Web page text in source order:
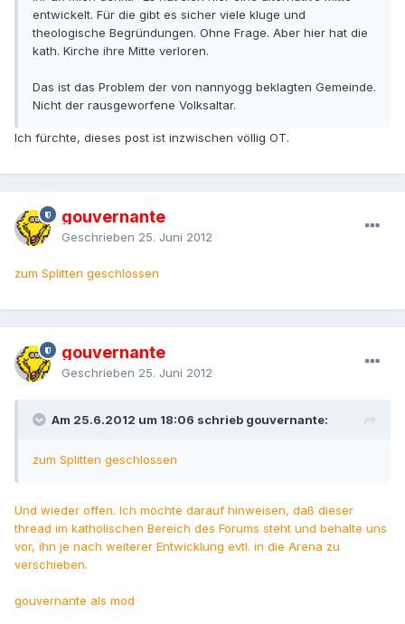
entwickelt. Für die gibt es sicher viele kluge und
theologische Begründungen. Ohne Frage. Aber hier hat die
kath. Kirche ihre Mitte verloren.
Das ist das Problem der von nannyogg beklagten Gemeinde.
Nicht der rausgeworfene Volksaltar.
Ich fürchte, dieses post ist inzwischen völlig OT.
gouvernante
Geschrieben 25. Juni 2012
zum Splitten geschlossen
gouvernante
Geschrieben 25. Juni 2012
Am 25.6.2012 um 18:06 schrieb gouvernante:
zum Splitten geschlossen
Und wieder offen. Ich möchte darauf hinweisen, daß dieser
thread im katholischen Bereich des Forums steht und behalte uns
vor, ihn je nach weiterer Entwicklung evtl. in die Arena zu
verschieben.
gouvernante als mod